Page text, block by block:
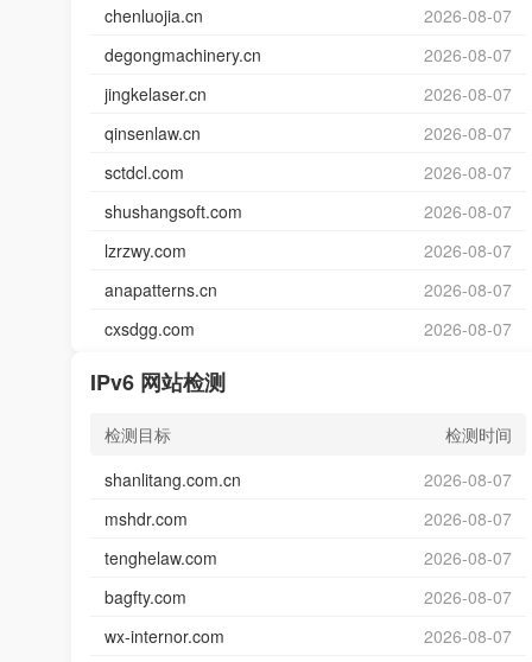
chenluojia.cn
2026-08-07
degongmachinery.cn
2026-08-07
jingkelaser.cn
2026-08-07
qinsenlaw.cn
2026-08-07
sctdcl.com
2026-08-07
shushangsoft.com
2026-08-07
lzrzwy.com
2026-08-07
anapatterns.cn
2026-08-07
cxsdgg.com
2026-08-07
IPv6 网站检测
检测目标
检测时间
shanlitang.com.cn
2026-08-07
mshdr.com
2026-08-07
tenghelaw.com
2026-08-07
bagfty.com
2026-08-07
wx-internor.com
2026-08-07